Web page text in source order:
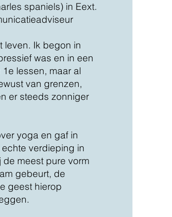
spaniels) in Eext.
leven. Ik begon in
was en in een
lessen, maar al
van grenzen,
er steeds zonniger
yoga en gaf in
verdieping in
meest pure vorm
gebeurt, de
geest hierop